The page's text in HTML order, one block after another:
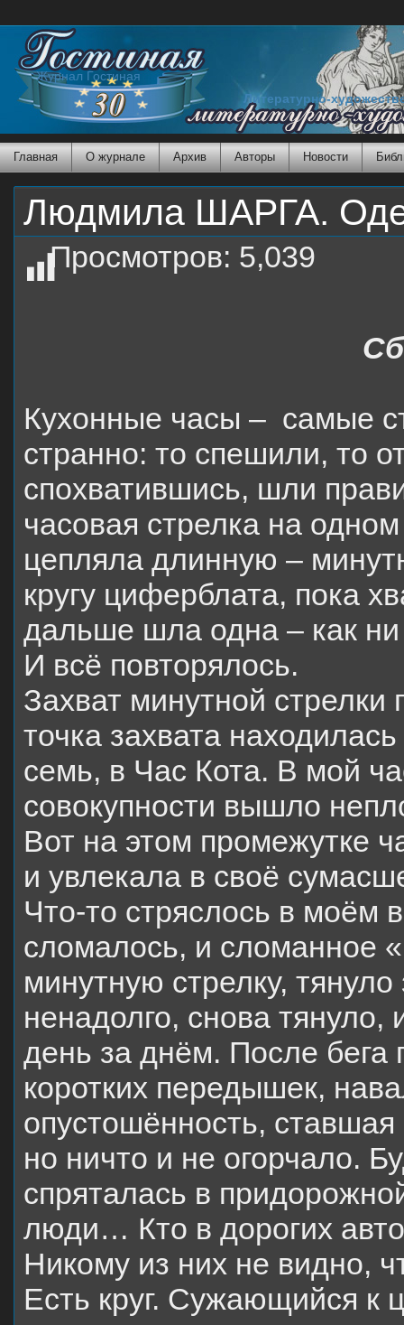
Журнал Гостиная
Литературно-
Главная О журнале Архив Авторы Новости
Людмила ШАРГА.
Просмотров: 5,039
Кухонные часы – самые
странно: то спешили, то
спохватившись, шли
часовая стрелка на
цепляла длинную –
кругу циферблата, пока
дальше шла одна – как
И всё повторялось.
Захват минутной
точка захвата
семь, в Час Кота. В мой
совокупности вышло
Вот на этом промежутке
и увлекала в своё
Что-то стряслось в моём
сломалось, и сломанное
минутную стрелку, тянуло
ненадолго, снова тянуло,
день за днём. После бега
коротких передышек,
опустошённость,
но ничто и не огорчало.
спряталась в
люди… Кто в дорогих
Никому из них не видно,
Есть круг. Сужающийся к